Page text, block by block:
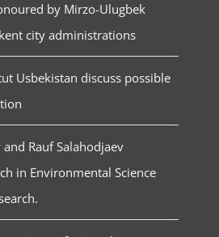
by Mirzo-Ulugbek
city administrations
Usbekistan discuss possible
Rauf Salahodjaev
in Environmental Science